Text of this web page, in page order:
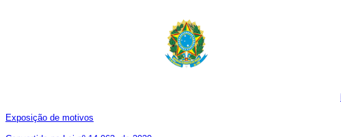
Exposição de motivos